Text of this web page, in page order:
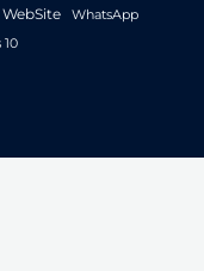
WebSite WhatsApp